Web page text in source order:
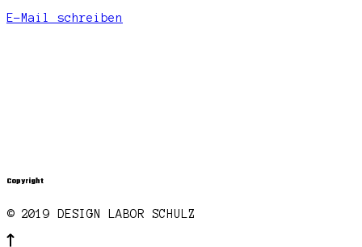
E-Mail schreiben
Copyright
© 2019 DESIGN LABOR SCHULZ